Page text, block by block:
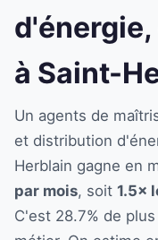
à Saint-
Un agents de
et distribution
Herblain gagne en
par mois, soit 1.5×
C'est 28.7% de